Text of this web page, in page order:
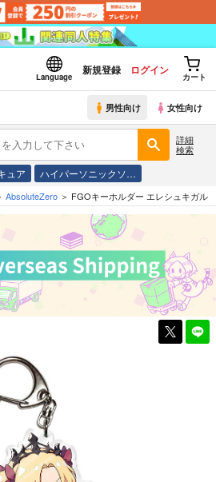
Language
新規登録 ログイン
カート
男性向け 女性向け
詳細
検索
ュア ハイパーソニックソ…
AbsoluteZero FGOキーホルダー エレシュキガル